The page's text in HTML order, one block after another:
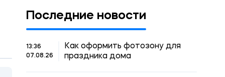
Последние новости
13:36
07.08.26
Как оформить фотозону для
праздника дома